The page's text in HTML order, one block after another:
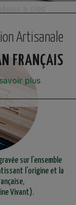
sur l’ensemble
l’origine et la
Vivant).
Artisanale
FRANÇAIS
plus